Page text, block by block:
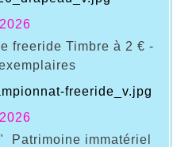
freeride Timbre à 2 € -
Patrimoine immatériel